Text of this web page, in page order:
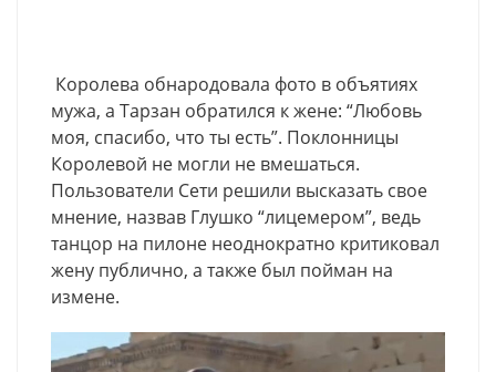
Королева обнародовала фото в объятиях
мужа, а Тарзан обратился к жене: “Любовь
моя, спасибо, что ты есть”. Поклонницы
Королевой не могли не вмешаться.
Пользователи Сети решили высказать свое
мнение, назвав Глушко “лицемером”, ведь
танцор на пилоне неоднократно критиковал
жену публично, а также был пойман на
измене.